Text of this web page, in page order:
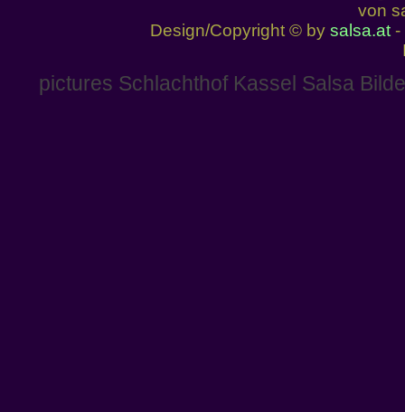
von
Design/Copyright © by salsa.at-
pictures Schlachthof Kassel Salsa